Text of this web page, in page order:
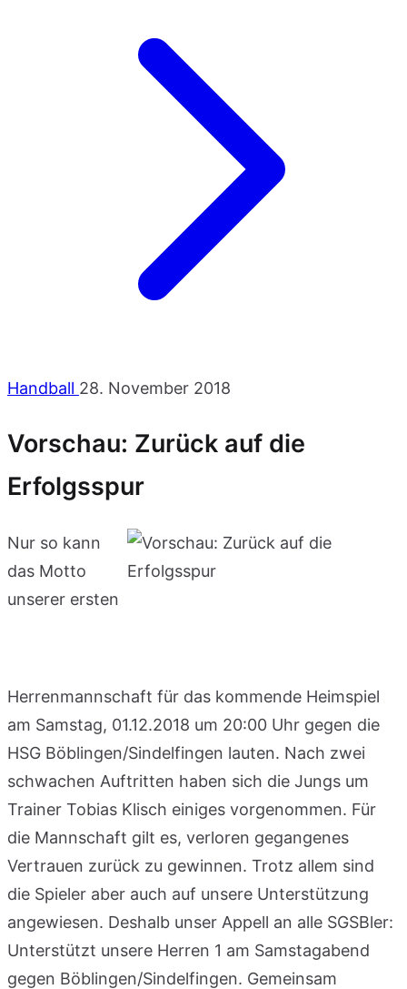
Handball 28. November 2018
Vorschau: Zurück auf die
Erfolgsspur
Nur so kann
das Motto
unserer ersten
Herrenmannschaft für das kommende Heimspiel
am Samstag, 01.12.2018 um 20:00 Uhr gegen die
HSG Böblingen/Sindelfingen lauten. Nach zwei
schwachen Auftritten haben sich die Jungs um
Trainer Tobias Klisch einiges vorgenommen. Für
die Mannschaft gilt es, verloren gegangenes
Vertrauen zurück zu gewinnen. Trotz allem sind
die Spieler aber auch auf unsere Unterstützung
angewiesen. Deshalb unser Appell an alle SGSBler:
Unterstützt unsere Herren 1 am Samstagabend
gegen Böblingen/Sindelfingen. Gemeinsam